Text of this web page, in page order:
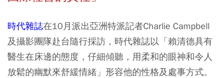
時代雜誌在10月派出亞洲特派記者Charlie Campbell
及攝影團隊赴台隨行採訪，時代雜誌以「賴清德具有
醫生在床邊的態度，仔細傾聽，用柔和的眼神和令人
放鬆的幽默來舒緩情緒」形容他的性格及處事方式。